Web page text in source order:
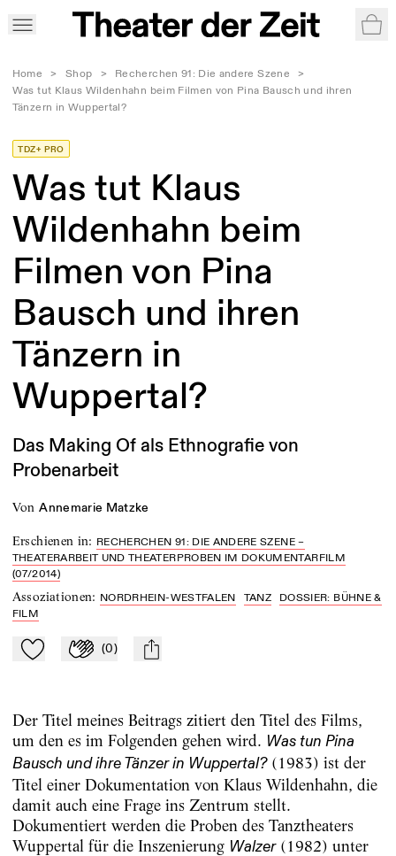
Home > Shop > Recherchen 91: Die andere Szene
>
Was tut Klaus Wildenhahn beim Filmen von Pina Bausch und ihren
Tänzern in Wuppertal?
TDZ+ PRO
Was tut Klaus
Wildenhahn beim
Filmen von Pina
Bausch und ihren
Tänzern in
Wuppertal?
Das Making Of als Ethnografie von
Probenarbeit
von Annemarie Matzke
Erschienen in: RECHERCHEN 91: DIE ANDERE SZENE –
THEATERARBEIT UND THEATERPROBEN IM DOKUMENTARFILM
(07/2014)
Assoziationen: NORDRHEIN-WESTFALEN TANZ
DOSSIER: BÜHNE &
FILM
Zu Mein-TdZ hinzufügen
Applaudieren
(0) mail
Der Titel meines Beitrags zitiert den Titel des Films,
um den es im Folgenden gehen wird. Was tun Pina
Bausch und ihre Tänzer in Wuppertal?(1983) ist der
Titel einer Dokumentation von Klaus Wildenhahn, die
damit auch eine Frage ins Zentrum stellt.
Dokumentiert werden die Proben des Tanztheaters
Wuppertal für die Inszenierung Walzer(1982) unter